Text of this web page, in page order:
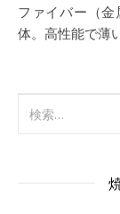
ファイバー（
体。高性能で薄